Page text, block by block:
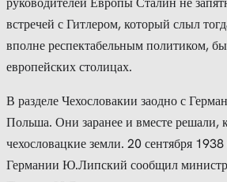
встречей с Гитлером, который слыл
вполне респектабельным политиком,
европейских столицах.
В разделе Чехословакии заодно с
Польша. Они заранее и вместе решали,
чехословацкие земли. 20 сентября
Германии Ю.Липский сообщил